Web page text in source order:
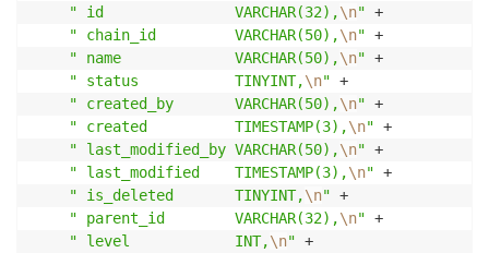
" id               VARCHAR(32),\n" +
" chain_id         VARCHAR(50),\n" +
" name             VARCHAR(50),\n" +
" status           TINYINT,\n" +
" created_by       VARCHAR(50),\n" +
" created          TIMESTAMP(3),\n" +
" last_modified_by VARCHAR(50),\n" +
" last_modified    TIMESTAMP(3),\n" +
" is_deleted       TINYINT,\n" +
" parent_id        VARCHAR(32),\n" +
" level            INT,\n" +